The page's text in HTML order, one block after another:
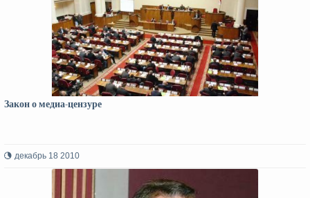
Закон о медиа-цензуре
декабрь 18 2010